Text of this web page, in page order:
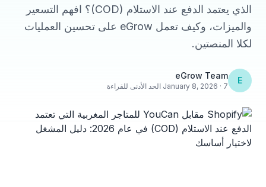
الذي يعتمد الدفع عند الاستلام (COD)؟ افهم التسعير
والميزات، وكيف تعمل eGrow على تحسين العمليات
لكلا المنصتين.
E
eGrow Team
January 8, 2026 · 7 الحد الأدنى للقراءة